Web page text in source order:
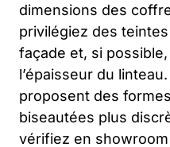
dimensions des
privilégiez des
façade et, si
l’épaisseur du
proposent des
biseautées plus
vérifiez en